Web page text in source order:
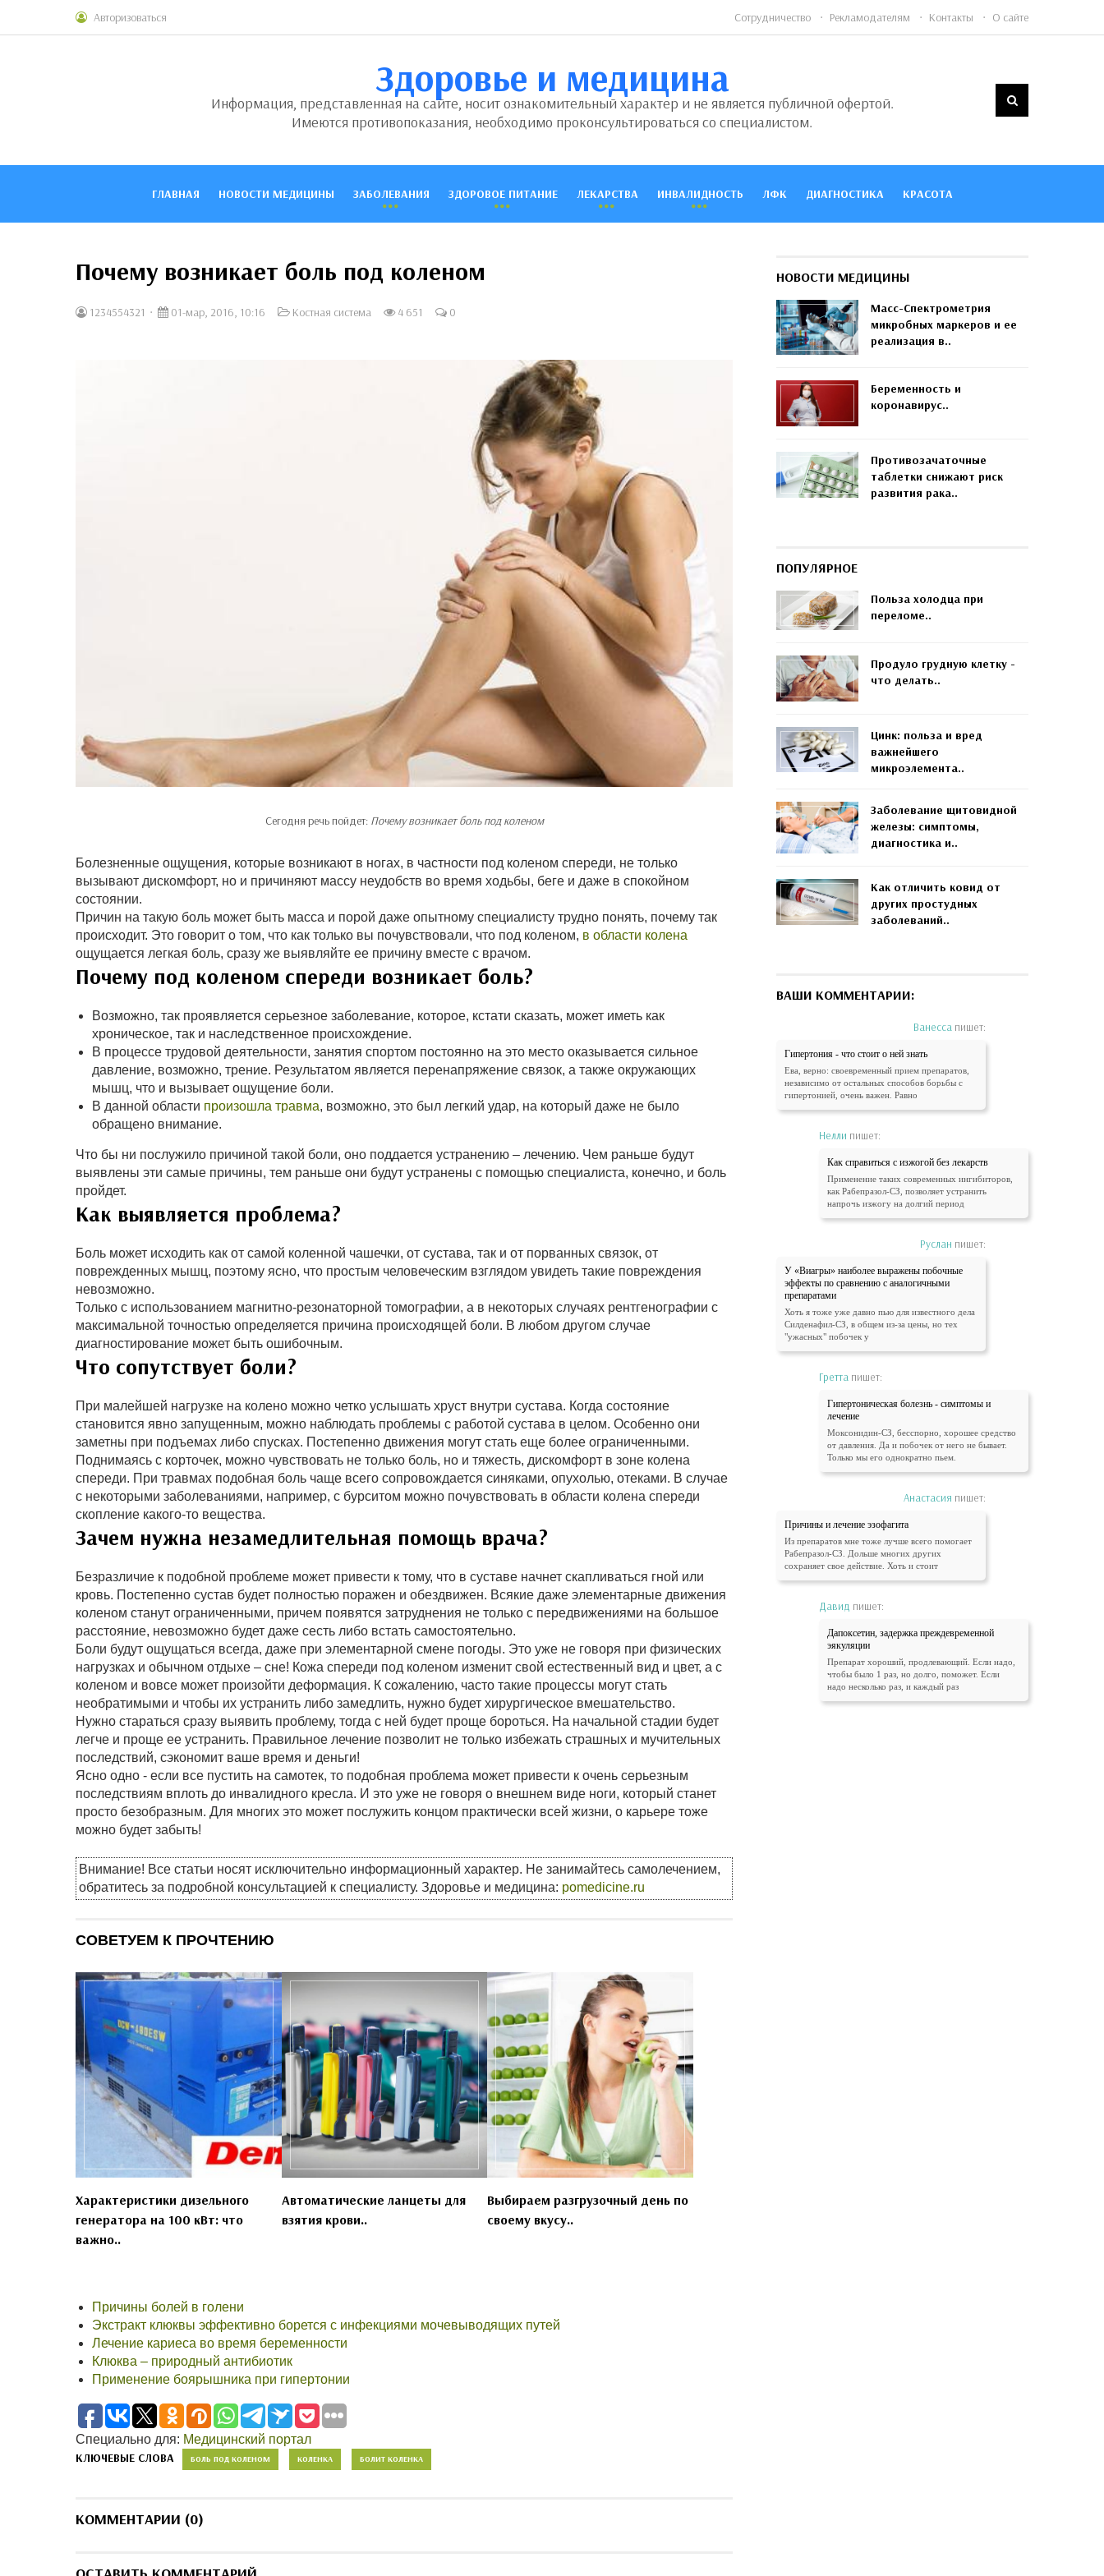
Авторизоваться Сотрудничество Рекламодателям Контакты О сайте
Здоровье и медицина
Информация, представленная на сайте, носит ознакомительный характер и не является публичной офертой.
Имеются противопоказания, необходимо проконсультироваться со специалистом.
ГЛАВНАЯ НОВОСТИ МЕДИЦИНЫ ЗАБОЛЕВАНИЯ ЗДОРОВОЕ ПИТАНИЕ ЛЕКАРСТВА ИНВАЛИДНОСТЬ ЛФК ДИАГНОСТИКА КРАСОТА
Почему возникает боль под коленом
1234554321 01-мар, 2016, 10:16 Костная система 4 651 0
Сегодня речь пойдет: Почему возникает боль под коленом
Болезненные ощущения, которые возникают в ногах, в частности под коленом спереди, не только
вызывают дискомфорт, но и причиняют массу неудобств во время ходьбы, беге и даже в спокойном
состоянии.
Причин на такую боль может быть масса и порой даже опытному специалисту трудно понять, почему так
происходит. Это говорит о том, что как только вы почувствовали, что под коленом, в области колена
ощущается легкая боль, сразу же выявляйте ее причину вместе с врачом.
Почему под коленом спереди возникает боль?
Возможно, так проявляется серьезное заболевание, которое, кстати сказать, может иметь как
хроническое, так и наследственное происхождение.
В процессе трудовой деятельности, занятия спортом постоянно на это место оказывается сильное
давление, возможно, трение. Результатом является перенапряжение связок, а также окружающих
мышц, что и вызывает ощущение боли.
В данной области произошла травма, возможно, это был легкий удар, на который даже не было
обращено внимание.
Что бы ни послужило причиной такой боли, оно поддается устранению – лечению. Чем раньше будут
выявлены эти самые причины, тем раньше они будут устранены с помощью специалиста, конечно, и боль
пройдет.
Как выявляется проблема?
Боль может исходить как от самой коленной чашечки, от сустава, так и от порванных связок, от
поврежденных мышц, поэтому ясно, что простым человеческим взглядом увидеть такие повреждения
невозможно.
Только с использованием магнитно-резонаторной томографии, а в некоторых случаях рентгенографии с
максимальной точностью определяется причина происходящей боли. В любом другом случае
диагностирование может быть ошибочным.
Что сопутствует боли?
При малейшей нагрузке на колено можно четко услышать хруст внутри сустава. Когда состояние
становится явно запущенным, можно наблюдать проблемы с работой сустава в целом. Особенно они
заметны при подъемах либо спусках. Постепенно движения могут стать еще более ограниченными.
Поднимаясь с корточек, можно чувствовать не только боль, но и тяжесть, дискомфорт в зоне колена
спереди. При травмах подобная боль чаще всего сопровождается синяками, опухолью, отеками. В случае
с некоторыми заболеваниями, например, с бурситом можно почувствовать в области колена спереди
скопление какого-то вещества.
Зачем нужна незамедлительная помощь врача?
Безразличие к подобной проблеме может привести к тому, что в суставе начнет скапливаться гной или
кровь. Постепенно сустав будет полностью поражен и обездвижен. Всякие даже элементарные движения
коленом станут ограниченными, причем появятся затруднения не только с передвижениями на большое
расстояние, невозможно будет даже сесть либо встать самостоятельно.
Боли будут ощущаться всегда, даже при элементарной смене погоды. Это уже не говоря при физических
нагрузках и обычном отдыхе – сне! Кожа спереди под коленом изменит свой естественный вид и цвет, а с
коленом и вовсе может произойти деформация. К сожалению, часто такие процессы могут стать
необратимыми и чтобы их устранить либо замедлить, нужно будет хирургическое вмешательство.
Нужно стараться сразу выявить проблему, тогда с ней будет проще бороться. На начальной стадии будет
легче и проще ее устранить. Правильное лечение позволит не только избежать страшных и мучительных
последствий, сэкономит ваше время и деньги!
Ясно одно - если все пустить на самотек, то подобная проблема может привести к очень серьезным
последствиям вплоть до инвалидного кресла. И это уже не говоря о внешнем виде ноги, который станет
просто безобразным. Для многих это может послужить концом практически всей жизни, о карьере тоже
можно будет забыть!
Внимание! Все статьи носят исключительно информационный характер. Не занимайтесь самолечением,
обратитесь за подробной консультацией к специалисту. Здоровье и медицина: pomedicine.ru
СОВЕТУЕМ К ПРОЧТЕНИЮ
Характеристики дизельного
генератора на 100 кВт: что
важно..
Автоматические ланцеты для
взятия крови..
Выбираем разгрузочный день по
своему вкусу..
Причины болей в голени
Экстракт клюквы эффективно борется с инфекциями мочевыводящих путей
Лечение кариеса во время беременности
Клюква – природный антибиотик
Применение боярышника при гипертонии
Специально для: Медицинский портал
КЛЮЧЕВЫЕ СЛОВА БОЛЬ ПОД КОЛЕНОМ КОЛЕНКА БОЛИТ КОЛЕНКА
КОММЕНТАРИИ (0)
НОВОСТИ МЕДИЦИНЫ
Масс-Спектрометрия
микробных маркеров и ее
реализация в..
Беременность и
коронавирус..
Противозачаточные
таблетки снижают риск
развития рака..
ПОПУЛЯРНОЕ
Польза холодца при
переломе..
Продуло грудную клетку -
что делать..
Цинк: польза и вред
важнейшего
микроэлемента..
Заболевание щитовидной
железы: симптомы,
диагностика и..
Как отличить ковид от
других простудных
заболеваний..
ВАШИ КОММЕНТАРИИ:
Ванесса пишет:
Гипертония - что стоит о ней знать
Ева, верно: своевременный прием препаратов,
независимо от остальных способов борьбы с
гипертонией, очень важен. Равно
Нелли пишет:
Как справиться с изжогой без лекарств
Применение таких современных ингибиторов,
как Рабепразол-СЗ, позволяет устранить
напрочь изжогу на долгий период
Руслан пишет:
У «Виагры» наиболее выражены побочные
эффекты по сравнению с аналогичными
препаратами
Хоть я тоже уже давно пью для известного дела
Силденафил-СЗ, в общем из-за цены, но тех
"ужасных" побочек у
Гретта пишет:
Гипертоническая болезнь - симптомы и
лечение
Моксонидин-СЗ, бесспорно, хорошее средство
от давления. Да и побочек от него не бывает.
Только мы его однократно пьем.
Анастасия пишет:
Причины и лечение эзофагита
Из препаратов мне тоже лучше всего помогает
Рабепразол-СЗ. Дольше многих других
сохраняет свое действие. Хоть и стоит
Давид пишет:
Дапоксетин, задержка преждевременной
эякуляции
Препарат хороший, продлевающий. Если надо,
чтобы было 1 раз, но долго, поможет. Если
надо несколько раз, и каждый раз